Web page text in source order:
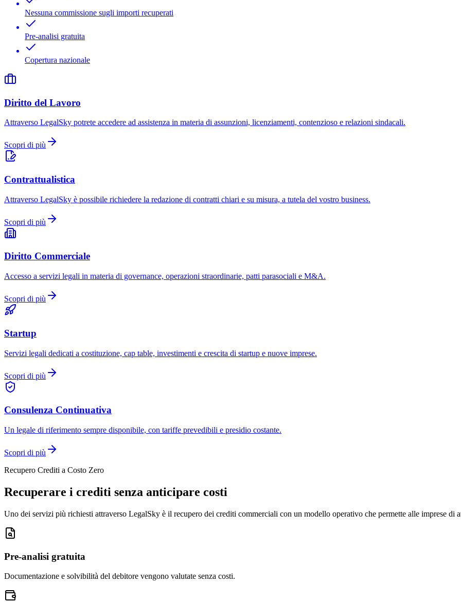
Nessuna commissione sugli importi recuperati
Pre-analisi gratuita
Copertura nazionale
Diritto del Lavoro
Attraverso LegalSky potrete accedere ad assistenza in materia di assunzioni, licenziamenti, contenzioso e relazioni sindacali.
Scopri di più
Contrattualistica
Attraverso LegalSky è possibile richiedere la redazione di contratti chiari e su misura, a tutela del vostro business.
Scopri di più
Diritto Commerciale
Accesso a servizi legali in materia di governance, operazioni straordinarie, patti parasociali e M&A.
Scopri di più
Startup
Servizi legali dedicati a costituzione, cap table, investimenti e crescita di startup e nuove imprese.
Scopri di più
Consulenza Continuativa
Un legale di riferimento sempre disponibile, con tariffe prevedibili e presidio costante.
Scopri di più
Recupero Crediti a Costo Zero
Recuperare i crediti senza anticipare costi
Uno dei servizi più richiesti attraverso LegalSky è il recupero dei crediti commerciali con un modello operativo che permette alle imprese di
Pre-analisi gratuita
Documentazione e solvibilità del debitore vengono valutate senza costi.